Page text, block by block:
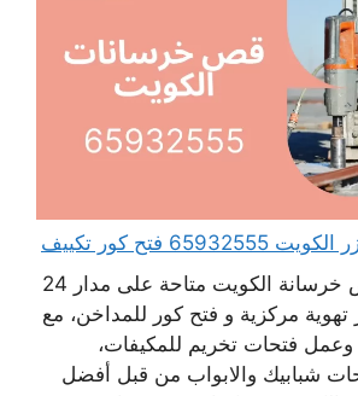
فتح كور تكييف
خدمات شركة قص خرسانة الكويت متاحة على مدار 24
مركزية و فتح كور للمداخن، مع
وعمل فتحات تخريم للمكيفات،
شبابيك والابواب من قبل أفضل